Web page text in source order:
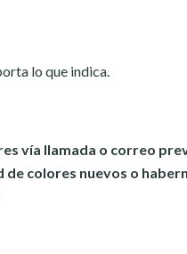
lo que indica.
vía llamada o correo
colores nuevos o